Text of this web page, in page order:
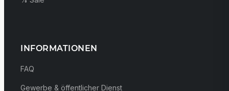
INFORMATIONEN
FAQ
Gewerbe & öffentlicher Dienst